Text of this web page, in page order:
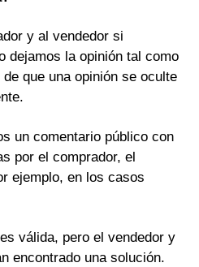
y al vendedor si
dejamos la opinión tal como
que una opinión se oculte
un comentario público con
por el comprador, el
ejemplo, en los casos
válida, pero el vendedor y
encontrado una solución.